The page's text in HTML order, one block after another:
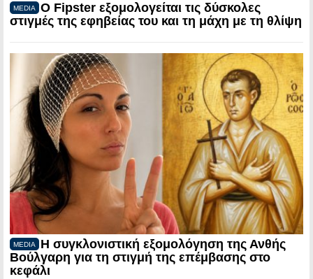
MEDIA
Ο Fipster εξομολογείται τις δύσκολες
στιγμές της εφηβείας του και τη μάχη με τη θλίψη
MEDIA
Η συγκλονιστική εξομολόγηση της Ανθής
Βούλγαρη για τη στιγμή της επέμβασης στο
κεφάλι